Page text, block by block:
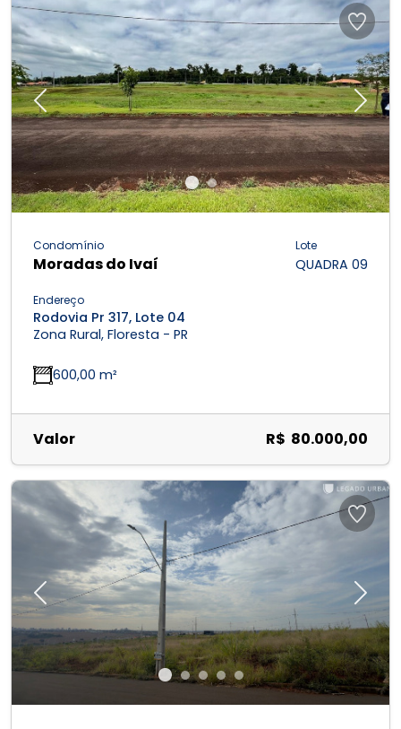
Previous Next
Condomínio
Moradas do Ivaí
Lote
QUADRA 09
Endereço
Rodovia Pr 317, Lote 04
Zona Rural, Floresta - PR
600,00 m²
Valor R$ 80.000,00
Previous Next